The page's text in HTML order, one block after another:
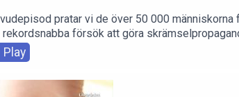
pratar vi de över 50 000
försök att göra
med diverse tveksamma regimer. Vi hinner
Play